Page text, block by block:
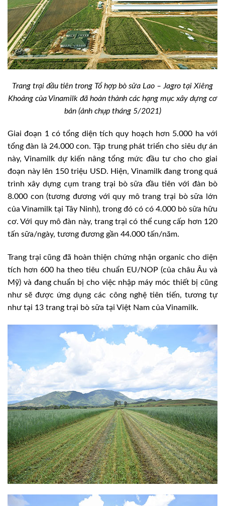
Trang trại đầu tiên trong Tổ hợp bò sữa Lao – Jagro tại Xiêng
Khoảng của Vinamilk đã hoàn thành các hạng mục xây dựng cơ
bản (ảnh chụp tháng 5/2021)
Giai đoạn 1 có tổng diện tích quy hoạch hơn 5.000 ha với
tổng đàn là 24.000 con. Tập trung phát triển cho siêu dự án
này, Vinamilk dự kiến nâng tổng mức đầu tư cho cho giai
đoạn này lên 150 triệu USD. Hiện, Vinamilk đang trong quá
trình xây dựng cụm trang trại bò sữa đầu tiên với đàn bò
8.000 con (tương đương với quy mô trang trại bò sữa lớn
của Vinamilk tại Tây Ninh), trong đó có có 4.000 bò sữa hữu
cơ. Với quy mô đàn này, trang trại có thể cung cấp hơn 120
tấn sữa/ngày, tương đương gần 44.000 tấn/năm.
Trang trại cũng đã hoàn thiện chứng nhận organic cho diện
tích hơn 600 ha theo tiêu chuẩn EU/NOP (của châu Âu và
Mỹ) và đang chuẩn bị cho việc nhập máy móc thiết bị cũng
như sẽ được ứng dụng các công nghệ tiên tiến, tương tự
như tại 13 trang trại bò sữa tại Việt Nam của Vinamilk.